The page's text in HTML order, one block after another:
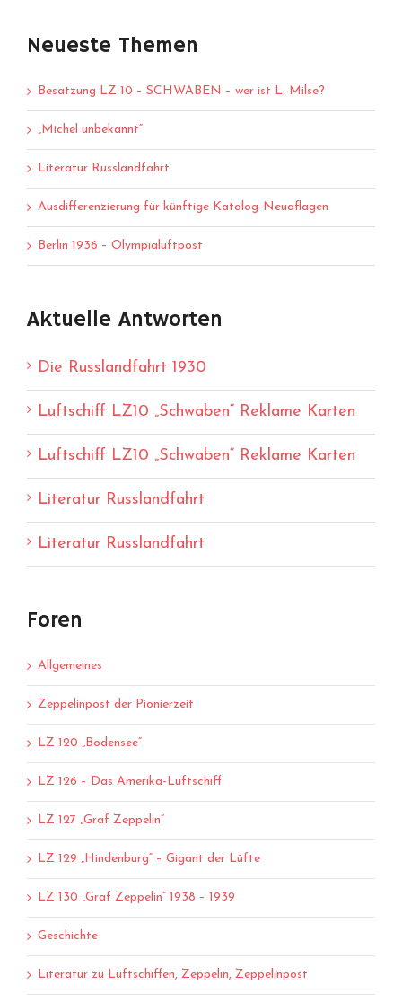
Neueste Themen
Besatzung LZ 10 – SCHWABEN – wer ist L. Milse?
„Michel unbekannt“
Literatur Russlandfahrt
Ausdifferenzierung für künftige Katalog-Neuaflagen
Berlin 1936 – Olympialuftpost
Aktuelle Antworten
Die Russlandfahrt 1930
Luftschiff LZ10 „Schwaben“ Reklame Karten
Luftschiff LZ10 „Schwaben“ Reklame Karten
Literatur Russlandfahrt
Literatur Russlandfahrt
Foren
Allgemeines
Zeppelinpost der Pionierzeit
LZ 120 „Bodensee“
LZ 126 – Das Amerika-Luftschiff
LZ 127 „Graf Zeppelin“
LZ 129 „Hindenburg“ – Gigant der Lüfte
LZ 130 „Graf Zeppelin“ 1938 – 1939
Geschichte
Literatur zu Luftschiffen, Zeppelin, Zeppelinpost